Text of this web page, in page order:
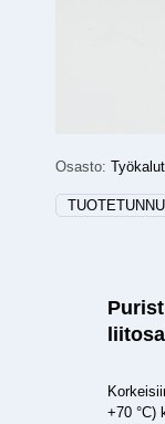
Osasto: Työkalut
+70 °C)